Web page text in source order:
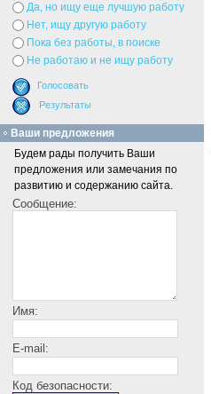
Да, но ищу еще лучшую работу
Нет, ищу другую работу
Пока без работы, в поиске
Не работаю и не ищу работу
Ваши предложения
Будем рады получить Ваши
предложения или замечания по
развитию и содержанию сайта.
Сообщение:
Имя:
E-mail:
Код безопасности: